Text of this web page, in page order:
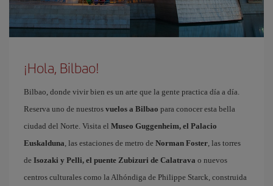
¡Hola, Bilbao!
Bilbao, donde vivir bien es un arte que la gente practica día a día.
Reserva uno de nuestros vuelos a Bilbao para conocer esta bella
ciudad del Norte. Visita el Museo Guggenheim, el Palacio
Euskalduna, las estaciones de metro de Norman Foster, las torres
de Isozaki y Pelli, el puente Zubizuri de Calatrava o nuevos
centros culturales como la Alhóndiga de Philippe Starck, construida